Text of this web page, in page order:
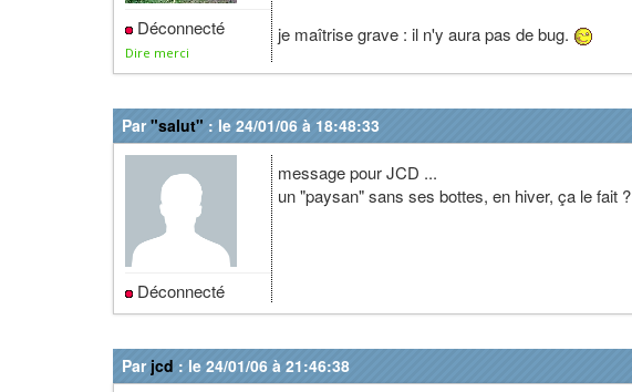
Déconnecté
Dire merci
je maîtrise grave : il n'y aura pas de bug.
Par"salut" : le 24/01/06 à 18:48:33
Déconnecté
message pour JCD ...
un "paysan" sans ses bottes, en hiver, ça le fait ?
Par jcd : le 24/01/06 à 21:46:38